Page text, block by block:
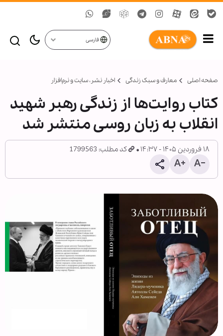
فارسی
صفحه اصلی معارف و سبک زندگی اخبار نشر، سايت و نرم‌افزار
کتاب روایت‌ها از زندگی رهبر شهید
انقلاب به زبان روسی منتشر شد
۱۸ فروردین ۱۴۰۵ - ۱۴:۳۷ کد مطلب: 1799563